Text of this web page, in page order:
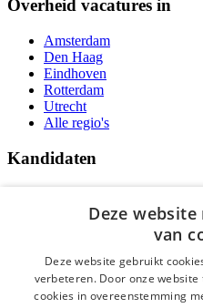
Overheid vacatures in
Amsterdam
Den Haag
Eindhoven
Rotterdam
Utrecht
Alle regio's
Kandidaten
Vacatures
Over Vacatures Overheid
YoungCapital IOS App
YoungCapital Android App
Deze
van
Deze website gebruikt
verbeteren. Door onze
cookies in overeenstemming